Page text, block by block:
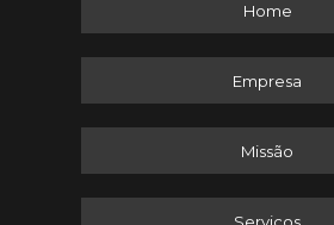
Home
Empresa
Missão